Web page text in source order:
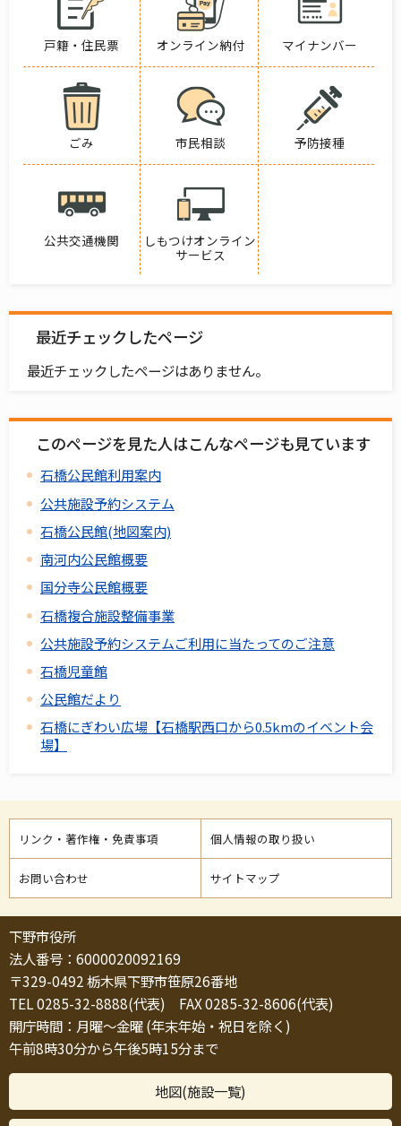
戸籍・住民票 オンライン納付 マイナンバー
ごみ 市民相談 予防接種
公共交通機関
しもつけオンライン
サービス
最近チェックしたページ
最近チェックしたページはありません。
このページを見た人はこんなページも見ています
石橋公民館利用案内
公共施設予約システム
石橋公民館(地図案内)
南河内公民館概要
国分寺公民館概要
石橋複合施設整備事業
公共施設予約システムご利用に当たってのご注意
石橋児童館
公民館だより
石橋にぎわい広場【石橋駅西口から0.5kmのイベント会
場】
リンク・著作権・免責事項 個人情報の取り扱い
お問い合わせ サイトマップ
下野市役所
法人番号：6000020092169
〒329-0492 栃木県下野市笹原26番地
TEL 0285-32-8888(代表) FAX 0285-32-8606(代表)
開庁時間：月曜～金曜 (年末年始・祝日を除く)
午前8時30分から午後5時15分まで
地図(施設一覧)